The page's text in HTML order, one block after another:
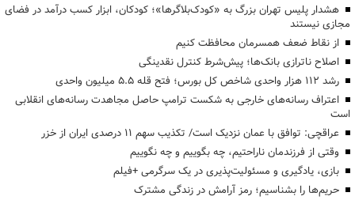
هشدار پلیس تهران بزرگ به «کودک‌بلاگرها»؛ کودکان، ابزار کسب درآمد در فضای
مجازی نیستند
از نقاط ضعف همسرمان محافظت کنیم
اصلاح ناترازی بانک‌ها؛ پیش‌شرط کنترل نقدینگی
رشد ۱۱۲ هزار واحدی شاخص کل بورس؛ فتح قله ۵.۵ میلیون واحدی
اعتراف رسانه‌های خارجی به شکست ترامپ حاصل مجاهدت رسانه‌های انقلابی
است
عراقچی: توافق با عمان نزدیک است/ تکذیب سهم ۱۱ درصدی ایران از خزر
وقتی از فرزندمان ناراحتیم، چه بگوییم و چه نگوییم
بازی، یادگیری و مسئولیت‌پذیری در یک سرگرمی +فیلم
حریم‌ها را بشناسیم؛ رمز آرامش در زندگی مشترک